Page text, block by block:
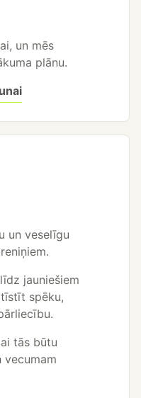
un mēs
plānu.
un veselīgu
jauniešiem
spēku,
tās būtu
vecumam